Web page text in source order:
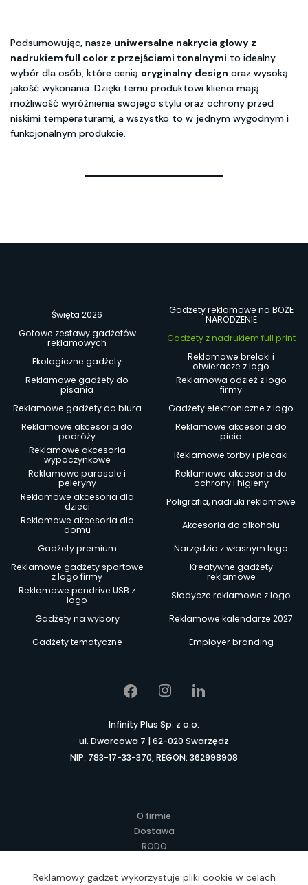
Podsumowując, nasze uniwersalne nakrycia głowy z
nadrukiem full color z przejściami tonalnymi to idealny
wybór dla osób, które cenią oryginalny design oraz wysoką
jakość wykonania. Dzięki temu produktowi klienci mają
możliwość wyróżnienia swojego stylu oraz ochrony przed
niskimi temperaturami, a wszystko to w jednym wygodnym i
funkcjonalnym produkcie.
Święta 2026
Gadżety reklamowe na BOŻE
NARODZENIE
Gotowe zestawy gadżetów
reklamowych
Gadżety z nadrukiem full print
Ekologiczne gadżety
Reklamowe breloki i
otwieracze z logo
Reklamowe gadżety do
pisania
Reklamowa odzież z logo
firmy
Reklamowe gadżety do biura
Gadżety elektroniczne z logo
Reklamowe akcesoria do
podróży
Reklamowe akcesoria do
picia
Reklamowe akcesoria
wypoczynkowe
Reklamowe torby i plecaki
Reklamowe parasole i
peleryny
Reklamowe akcesoria do
ochrony i higieny
Reklamowe akcesoria dla
dzieci
Poligrafia, nadruki reklamowe
Reklamowe akcesoria dla
domu
Akcesoria do alkoholu
Gadżety premium
Narzędzia z własnym logo
Reklamowe gadżety sportowe
z logo firmy
Kreatywne gadżety
reklamowe
Reklamowe pendrive USB z
logo
Słodycze reklamowe z logo
Gadżety na wybory
Reklamowe kalendarze 2027
Gadżety tematyczne
Employer branding
Infinity Plus Sp. z o.o.
ul. Dworcowa 7 | 62-020 Swarzędz
NIP: 783-17-33-370, REGON: 362998908
O firmie
Dostawa
RODO
Regulamin
Reklamowy gadżet wykorzystuje pliki cookie w celach